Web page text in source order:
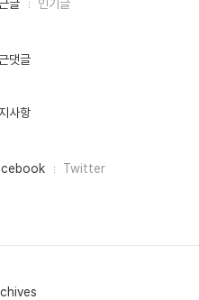
글 인기글
댓글
사항
Twitter